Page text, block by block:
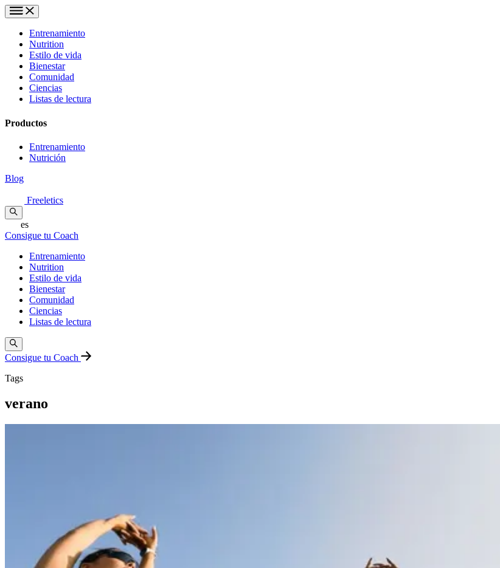
Entrenamiento
Nutrition
Estilo de vida
Bienestar
Comunidad
Ciencias
Listas de lectura
Productos
Entrenamiento
Nutrición
Blog
Freeletics
es
Consigue tu Coach
Entrenamiento
Nutrition
Estilo de vida
Bienestar
Comunidad
Ciencias
Listas de lectura
Consigue tu Coach
Tags
verano